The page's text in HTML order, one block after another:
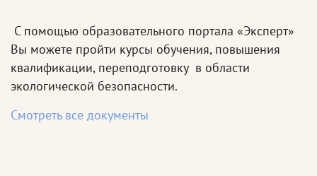
С помощью образовательного портала «Эксперт»
Вы можете пройти курсы обучения, повышения
квалификации, переподготовку в области
экологической безопасности.
Смотреть все документы